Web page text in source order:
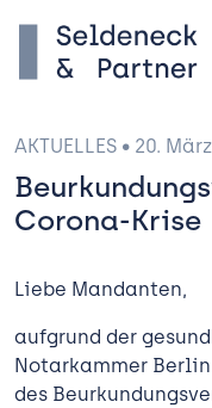
AKTUELLES • 20.
Corona-Krise
Liebe Mandanten,
aufgrund der
Notarkammer
des